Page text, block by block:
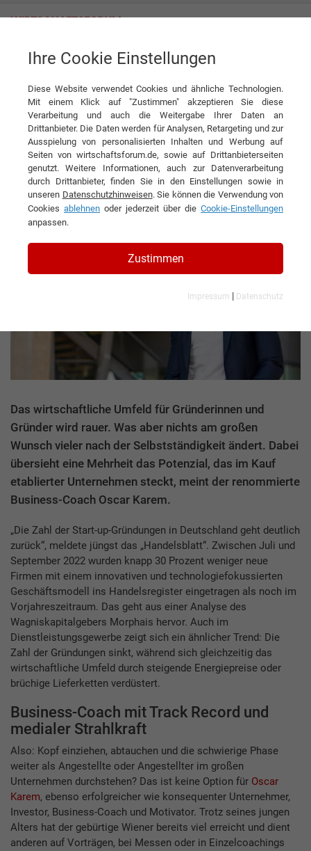
News
News
DIESEN ARTIKEL EMPFEHLEN
Firmenkauf: Durchstarten mit dem
Erwerb einer etablierten Idee
Das wirtschaftliche Umfeld für Gründerinnen und
Gründer wird rauer. Was aber nichts am großen
Wunsch vieler nach der Selbstständigkeit ändert. Dabei
übersieht eine Mehrheit das Potenzial, das im Kauf
etablierter Unternehmen steckt, meint der renommierte
Business-Coach Oscar Karem.
„Die Zahl der Start-up-Gründungen in Deutschland geht deutlich
zurück“, meldete jüngst das „Handelsblatt“. Zwischen Juli und
September 2022 wurden knapp 30 Prozent weniger neue
Firmen mit einem innovativen und technologiefokussierten
Geschäftsmodell ins Handelsregister eingetragen als noch im
Vorjahreszeitraum. Das geht aus einer Analyse des
Wagniskapitalgebers Morphais hervor. Auch im
Dienstleistungsgewerbe zeigt sich ein ähnlicher Trend: Die
Zahl der Gründungen sinkt, während sich gleichzeitig das
wirtschaftliche Umfeld durch steigende Energiepreise oder
brüchige Lieferketten verdüstert.
Business-Coach mit Track Record und
medialer Strahlkraft
Also: Kopf einziehen, abtauchen und die schwierige Phase
weiter als Angestellte oder Angestellter im großen
Unternehmen durchstehen? Das ist keine Option für Oscar
Karem, ebenso erfolgreicher wie konsequenter Unternehmer,
Investor, Business-Coach und Motivator. Trotz seines jungen
Alters hat der gebürtige Wiener bereits viel erreicht und dient
anderen auf Vorträgen, bei Messen oder in Einzelcoachings
Ihre Cookie Einstellungen
Diese Website verwendet Cookies und ähnliche Technologien.
Mit einem Klick auf "Zustimmen" akzeptieren Sie diese
Verarbeitung und auch die Weitergabe Ihrer Daten an
Drittanbieter. Die Daten werden für Analysen, Retargeting und zur
Ausspielung von personalisierten Inhalten und Werbung auf
Seiten von wirtschaftsforum.de, sowie auf Drittanbieterseiten
genutzt. Weitere Informationen, auch zur Datenverarbeitung
durch Drittanbieter, finden Sie in den Einstellungen sowie in
unseren Datenschutzhinweisen. Sie können die Verwendung von
Cookies ablehnen oder jederzeit über die Cookie-Einstellungen
anpassen.
Zustimmen
Impressum | Datenschutz